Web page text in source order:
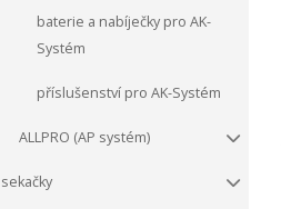
baterie a nabíječky pro AK-
Systém
příslušenství pro AK-Systém
ALLPRO (AP systém)
sekačky